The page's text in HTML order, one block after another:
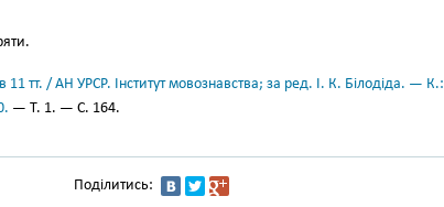
11 тт. / АН УРСР. Інститут мовознавства; за ред. І. К. Білодіда. — К.:
— Т. 1. — С. 164.
Поділитись: